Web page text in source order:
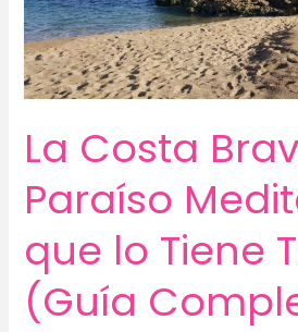
Condal»
La Costa
Paraíso
que lo Tiene
(Guía